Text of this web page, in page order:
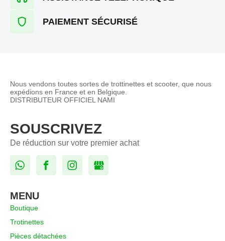
PAIEMENT SÉCURISÉ
Nous vendons toutes sortes de trottinettes et scooter, que nous
expédions en France et en Belgique.
DISTRIBUTEUR OFFICIEL NAMI
MENU
Boutique
Trotinettes
Pièces détachées
SOUSCRIVEZ
De réduction sur votre premier achat